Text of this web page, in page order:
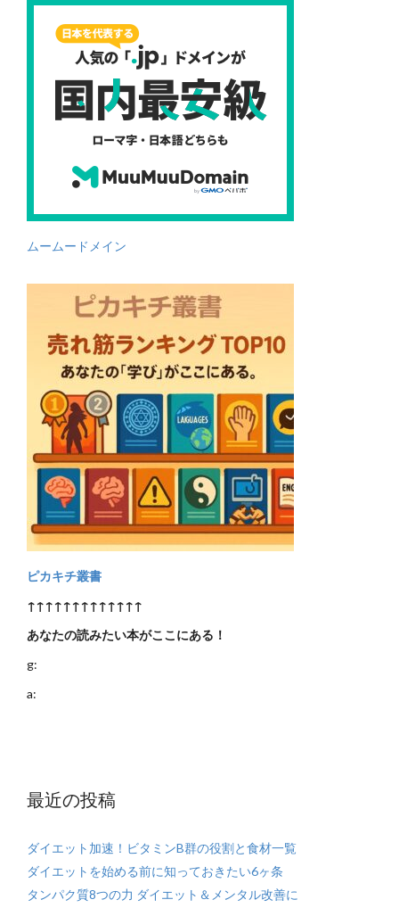
ムームードメイン
ピカキチ叢書
↑↑↑↑↑↑↑↑↑↑↑↑↑
あなたの読みたい本がここにある！
g:
a:
最近の投稿
ダイエット加速！ビタミンB群の役割と食材一覧
ダイエットを始める前に知っておきたい6ヶ条
タンパク質8つの力 ダイエット＆メンタル改善に